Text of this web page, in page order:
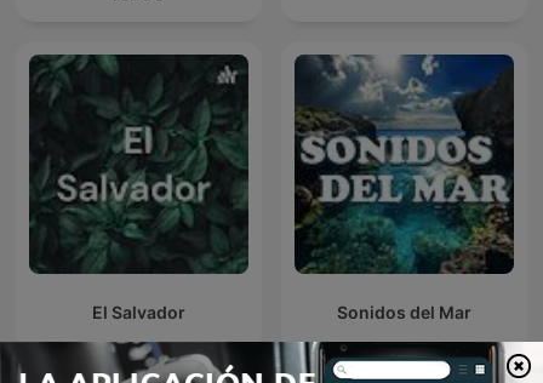
El Salvador Sonidos del Mar